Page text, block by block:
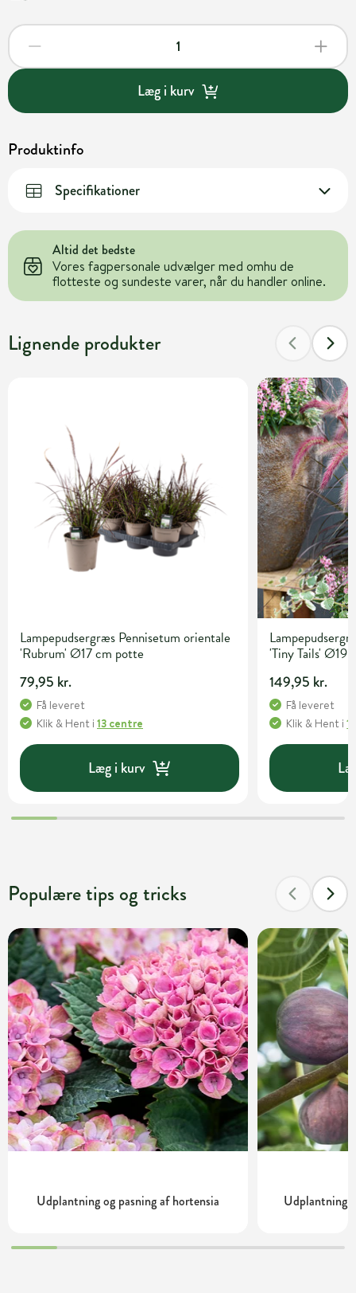
Læg i kurv
Produktinfo
Specifikationer
Altid det bedste
Vores fagpersonale udvælger med omhu de
flotteste og sundeste varer, når du handler online.
Lignende produkter
Lampepudsergræs Pennisetum orientale
'Rubrum' Ø17 cm potte
79,95 kr.
Få leveret
Klik & Hent i 13 centre
Læg i kurv
'Tiny Tails' Ø19
149,95 kr.
Få leveret
Klik & Hent i
Populære tips og tricks
Udplantning og pasning af hortensia Udplantning